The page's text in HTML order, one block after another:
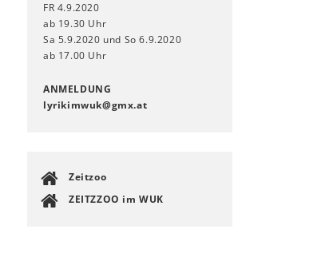
FR 4.9.2020
ab 19.30 Uhr
Sa 5.9.2020 und So 6.9.2020
ab 17.00 Uhr
ANMELDUNG
lyrikimwuk@gmx.at
Zeitzoo
ZEITZZOO im WUK